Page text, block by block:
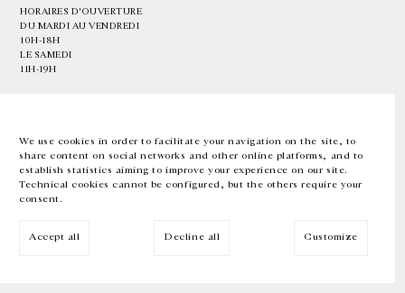
We use cookies in order to facilitate your navigation on the site, to
share content on social networks and other online platforms, and to
establish statistics aiming to improve your experience on our site.
Technical cookies cannot be configured, but the others require your
consent.
Accept all Decline all Customize
HORAIRES D'OUVERTURE
DU MARDI AU VENDREDI
10H-18H
LE SAMEDI
11H-19H
EN FR 中文 Facebook Instagram
Inscrivez-vous à notre newsletter